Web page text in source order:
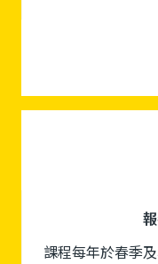
課程每年於春季